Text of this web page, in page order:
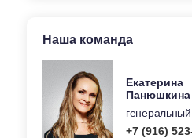
Наша команда
Екатерина
Панюшкина
+7 (916)